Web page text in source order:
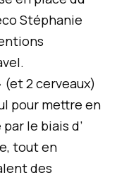
Stéphanie
(et 2 cerveaux)
pour mettre en
le biais d’
tout en
des